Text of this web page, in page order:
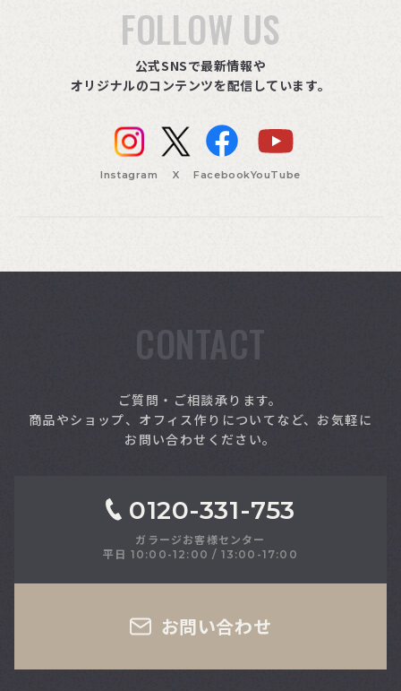
FOLLOW US
公式SNSで最新情報や
オリジナルのコンテンツを配信しています。
Instagram X FacebookYouTube
CONTACT
ご質問・ご相談承ります。
商品やショップ、オフィス作りについてなど、お気軽に
お問い合わせください。
0120-331-753
ガラージお客様センター
平日 10:00-12:00 / 13:00-17:00
お問い合わせ